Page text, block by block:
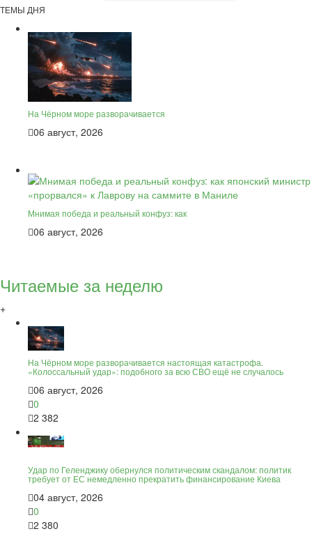
ТЕМЫ ДНЯ
На Чёрном море разворачивается
06 август, 2026
Мнимая победа и реальный конфуз: как
06 август, 2026
Читаемые за неделю
+
На Чёрном море разворачивается настоящая катастрофа.
«Колоссальный удар»: подобного за всю СВО ещё не случалось
06 август, 2026
0
2 382
Удар по Геленджику обернулся политическим скандалом: политик
требует от ЕС немедленно прекратить финансирование Киева
04 август, 2026
0
2 380